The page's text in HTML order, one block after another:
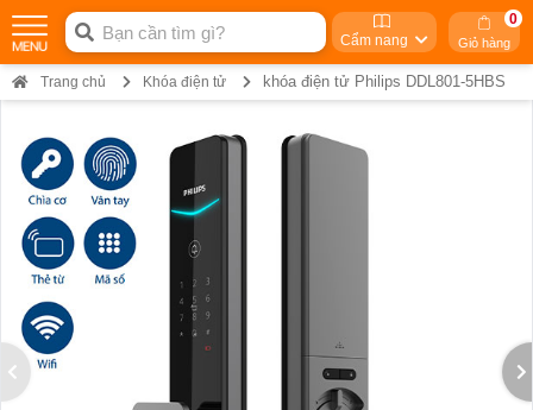
Cẩm nang Giỏ hàng
0
Trang chủ Khóa điện tử khóa điện tử Philips DDL801-5HBS